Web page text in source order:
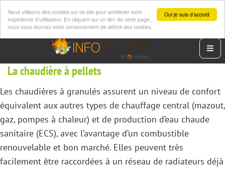
Oui je suis d'accord
Nous utilisons des cookies sur ce site pour améliorer votre
expérience d'utilisateur. En cliquant sur un lien de cette page,
vous nous donnez votre consentement de définir des cookies.
Aller
contenu
principal
La chaudière à pellets
Les chaudières à granulés assurent un niveau de confort
équivalent aux autres types de chauffage central (mazout,
gaz, pompes à chaleur) et de production d’eau chaude
sanitaire (ECS), avec l’avantage d’un combustible
renouvelable et bon marché. Elles peuvent très
facilement être raccordées à un réseau de radiateurs déjà